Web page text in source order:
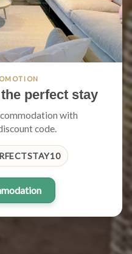
perfect stay
with
code.